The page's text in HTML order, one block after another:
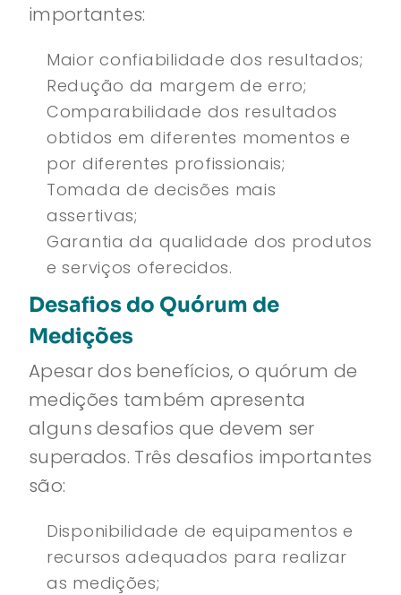
importantes:
Maior confiabilidade dos resultados;
Redução da margem de erro;
Comparabilidade dos resultados
obtidos em diferentes momentos e
por diferentes profissionais;
Tomada de decisões mais
assertivas;
Garantia da qualidade dos produtos
e serviços oferecidos.
Desafios do Quórum de
Medições
Apesar dos benefícios, o quórum de
medições também apresenta
alguns desafios que devem ser
superados. Três desafios importantes
são:
Disponibilidade de equipamentos e
recursos adequados para realizar
as medições;